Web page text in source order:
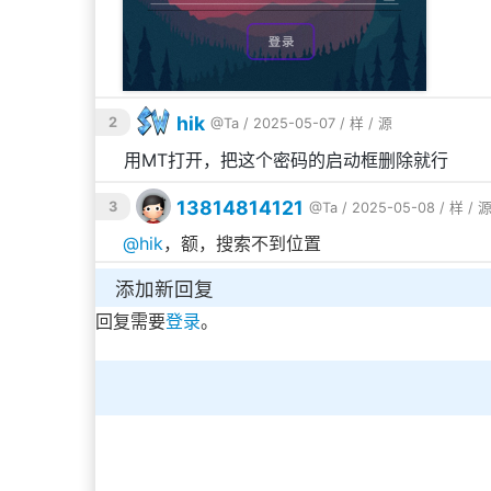
2 hik @Ta / 2025-05-07 / 样 / 源
用MT打开，把这个密码的启动框删除就行
3 13814814121 @Ta / 2025-05-08 / 样 / 源
@hik，额，搜索不到位置
添加新回复
回复需要登录。